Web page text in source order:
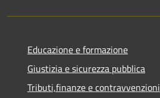
Educazione e formazione
Giustizia e sicurezza pubblica
Tributi,finanze e contravvenzioni